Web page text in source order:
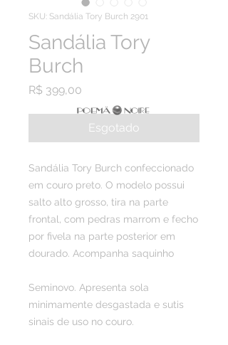
SKU: Sandália Tory Burch 2901
Sandália Tory
Burch
R$ 399,00
Esgotado
Sandália Tory Burch confeccionado
em couro preto. O modelo possui
salto alto grosso, tira na parte
frontal, com pedras marrom e fecho
por fivela na parte posterior em
dourado. Acompanha saquinho
Seminovo. Apresenta sola
minimamente desgastada e sutis
sinais de uso no couro.